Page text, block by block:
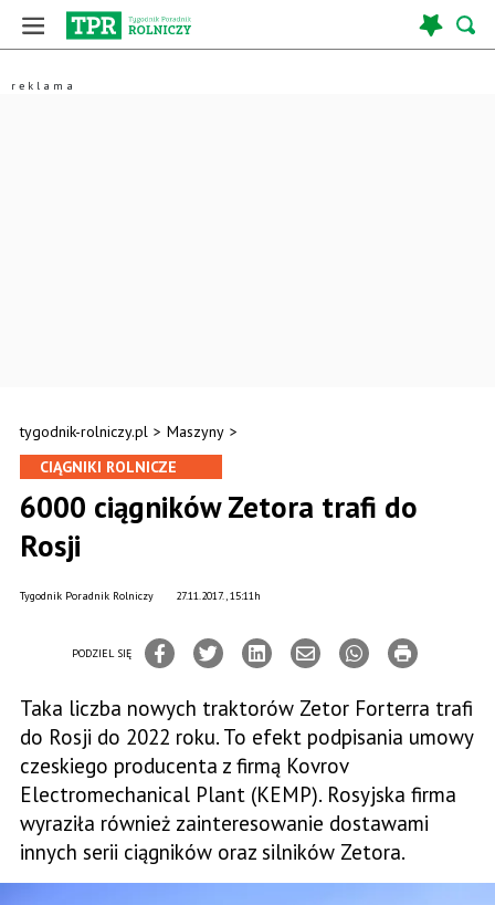
tygodnik-rolniczy.pl > Maszyny >
CIĄGNIKI ROLNICZE
6000 ciągników Zetora trafi do
Rosji
27.11.2017., 15:11h
Tygodnik Poradnik Rolniczy
PODZIEL SIĘ
Taka liczba nowych traktorów Zetor Forterra trafi
do Rosji do 2022 roku. To efekt podpisania umowy
czeskiego producenta z firmą Kovrov
Electromechanical Plant (KEMP). Rosyjska firma
wyraziła również zainteresowanie dostawami
innych serii ciągników oraz silników Zetora.